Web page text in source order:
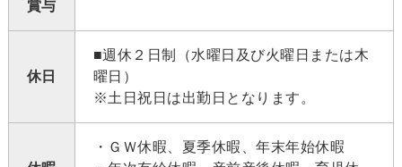
賞与
休日
■週休２日制（水曜日及び火曜日または木
曜日）
※土日祝日は出勤日となります。
・ＧＷ休暇、夏季休暇、年末年始休暇